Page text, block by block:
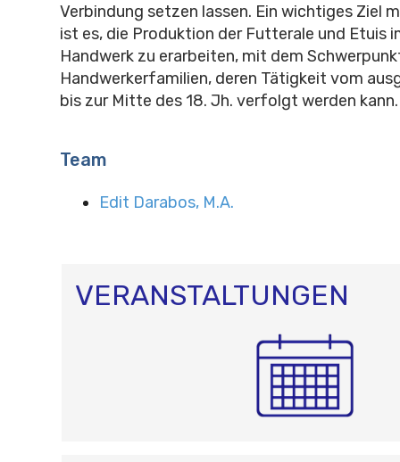
Verbindung setzen lassen. Ein wichtiges Ziel
ist es, die Produktion der Futterale und Etuis
Handwerk zu erarbeiten, mit dem
Handwerkerfamilien, deren Tätigkeit vom
bis zur Mitte des 18. Jh. verfolgt werden kann.
Team
Edit Darabos, M.A.
VERANSTALTUNGEN